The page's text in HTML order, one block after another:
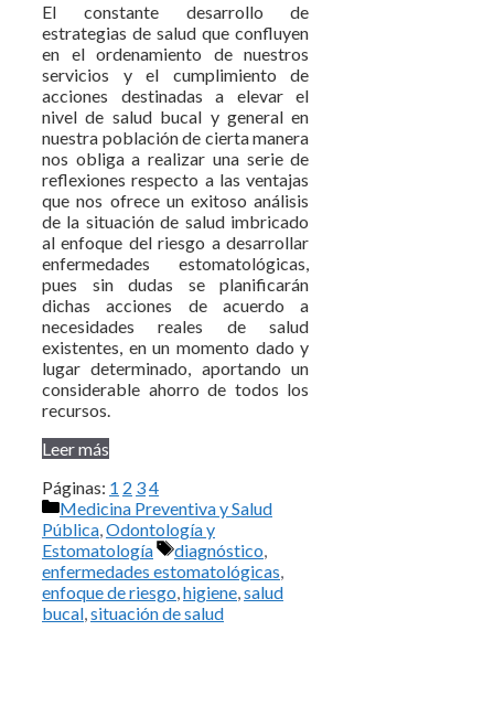
El constante desarrollo de
estrategias de salud que confluyen
en el ordenamiento de nuestros
servicios y el cumplimiento de
acciones destinadas a elevar el
nivel de salud bucal y general en
nuestra población de cierta manera
nos obliga a realizar una serie de
reflexiones respecto a las ventajas
que nos ofrece un exitoso análisis
de la situación de salud imbricado
al enfoque del riesgo a desarrollar
enfermedades estomatológicas,
pues sin dudas se planificarán
dichas acciones de acuerdo a
necesidades reales de salud
existentes, en un momento dado y
lugar determinado, aportando un
considerable ahorro de todos los
recursos.
Leer más
Páginas: 1 2 34
Categorías
Medicina Preventiva y Salud
Pública,Odontología y
Estomatología
Etiquetas
diagnóstico,
enfermedades estomatológicas,
enfoque de riesgo,higiene,salud
bucal,situación de salud